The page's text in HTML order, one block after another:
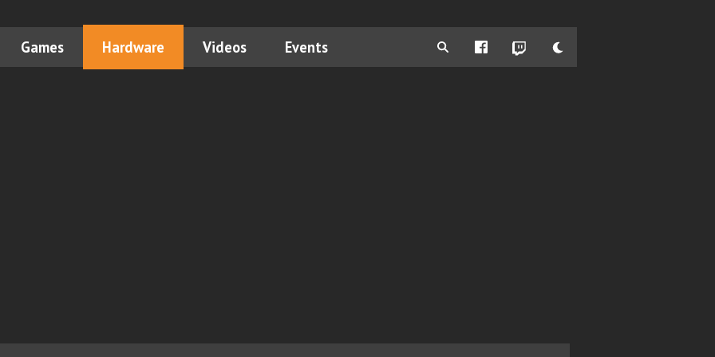
Games Hardware Videos Events